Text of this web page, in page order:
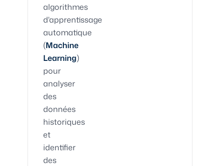
algorithmes
d'apprentissage
automatique
(Machine
Learning)
pour
analyser
des
données
historiques
et
identifier
des